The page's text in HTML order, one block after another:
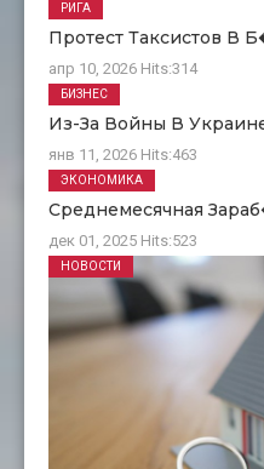
Протест Таксистов В
апр 10, 2026 Hits:314
РИГА
Из-За Войны В
янв 11, 2026 Hits:463
БИЗНЕС
Среднемесячная
дек 01, 2025 Hits:523
ЭКОНОМИКА
НОВОСТИ